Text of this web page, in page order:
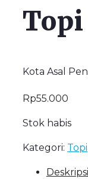
Topi
Kota Asal
Rp55.000
Stok habis
Kategori: Topi
Deskripsi